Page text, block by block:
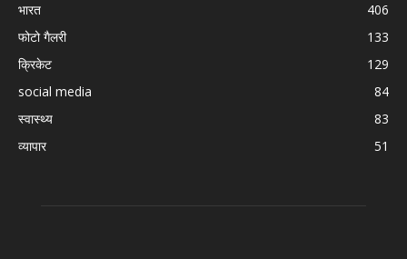
भारत
406
फोटो गैलरी
133
क्रिकेट
129
social media
84
स्वास्थ्य
83
व्यापार
51